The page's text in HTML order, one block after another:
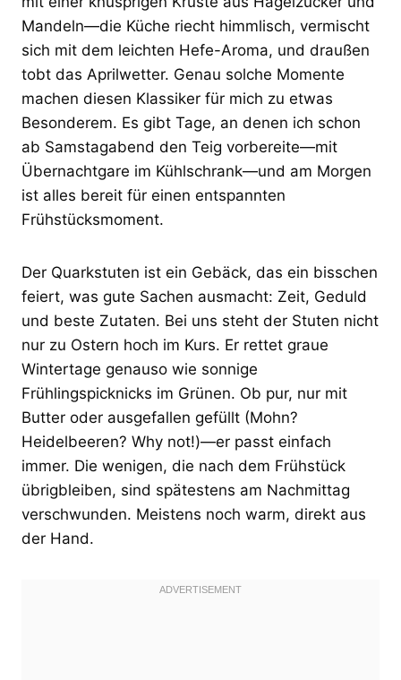
Mandeln—die Küche riecht himmlisch, vermischt
sich mit dem leichten Hefe-Aroma, und draußen
tobt das Aprilwetter. Genau solche Momente
machen diesen Klassiker für mich zu etwas
Besonderem. Es gibt Tage, an denen ich schon
ab Samstagabend den Teig vorbereite—mit
Übernachtgare im Kühlschrank—und am Morgen
ist alles bereit für einen entspannten
Frühstücksmoment.
Der Quarkstuten ist ein Gebäck, das ein bisschen
feiert, was gute Sachen ausmacht: Zeit, Geduld
und beste Zutaten. Bei uns steht der Stuten nicht
nur zu Ostern hoch im Kurs. Er rettet graue
Wintertage genauso wie sonnige
Frühlingspicknicks im Grünen. Ob pur, nur mit
Butter oder ausgefallen gefüllt (Mohn?
Heidelbeeren? Why not!)—er passt einfach
immer. Die wenigen, die nach dem Frühstück
übrigbleiben, sind spätestens am Nachmittag
verschwunden. Meistens noch warm, direkt aus
der Hand.